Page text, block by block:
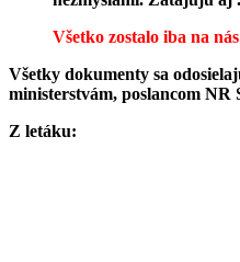
Všetko zostalo iba na
Všetky dokumenty sa
ministerstvám, poslancom NR
Z letáku:
Vedeli